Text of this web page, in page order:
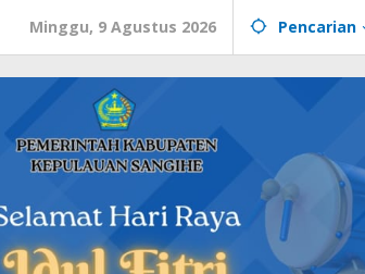
Minggu, 9 Agustus 2026 Pencarian